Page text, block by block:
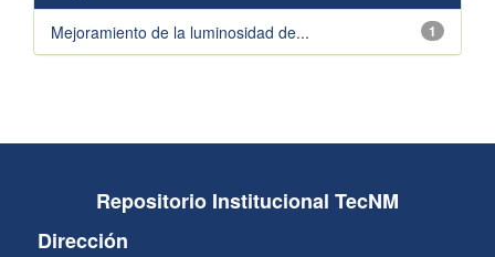
1
Mejoramiento de la luminosidad de...
Repositorio Institucional TecNM
Dirección